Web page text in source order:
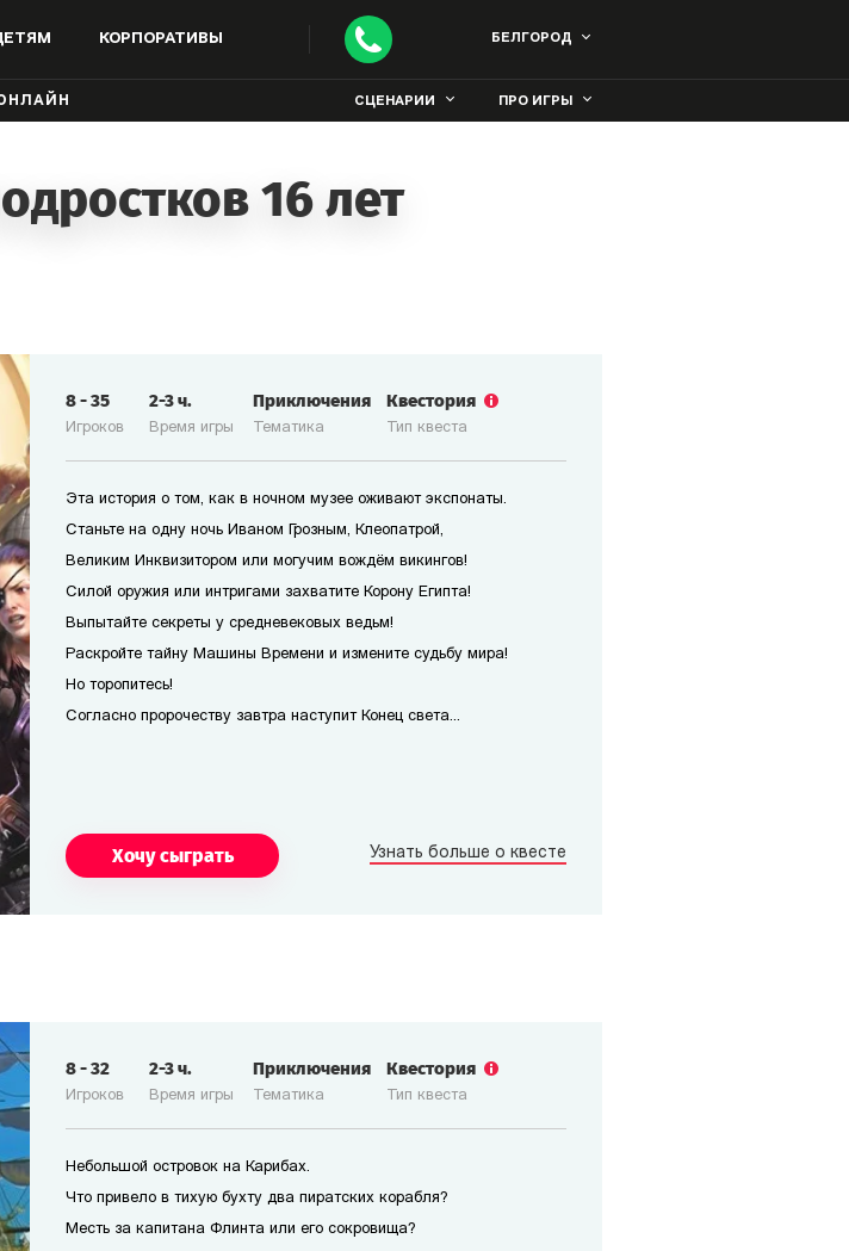
КОРПОРАТИВЫ БЕЛГОРОД
СЦЕНАРИИ ПРО ИГРЫ
16 лет
Игроков
8-35
Время игры
2-3ч.
Тематика
Приключения
Тип квеста
Квестория
Эта история о том, как в ночном музее оживают экспонаты.
Станьте на одну ночь Иваном Грозным, Клеопатрой,
Великим Инквизитором или могучим вождём викингов!
Силой оружия или интригами захватите Корону Египта!
Выпытайте секреты у средневековых ведьм!
Раскройте тайну Машины Времени и измените судьбу мира!
Но торопитесь!
Согласно пророчеству завтра наступит Конец света...
Хочу сыграть Узнать больше о квесте
Игроков
8-32
Время игры
2-3ч.
Тематика
Приключения
Тип квеста
Квестория
Небольшой островок на Карибах.
Что привело в тихую бухту два пиратских корабля?
Месть за капитана Флинта или его сокровища?